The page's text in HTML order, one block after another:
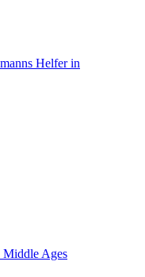
Helfer in
Middle Ages